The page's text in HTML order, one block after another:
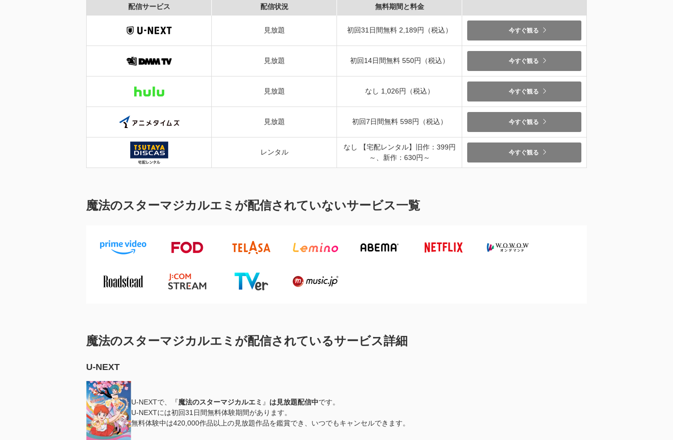
配信サービス 配信状況 無料期間と料金
見放題 初回31日間無料 2,189円（税込） 今すぐ観る
見放題 初回14日間無料 550円（税込） 今すぐ観る
見放題 なし 1,026円（税込） 今すぐ観る
見放題 初回7日間無料 598円（税込） 今すぐ観る
レンタル
なし 【宅配レンタル】旧作：399円
～、新作：630円～
今すぐ観る
魔法のスターマジカルエミが配信されていないサービス一覧
魔法のスターマジカルエミが配信されているサービス詳細
U-NEXT
U-NEXTで、『魔法のスターマジカルエミ 』 は見放題配信中です。
U-NEXTには初回31日間無料体験期間があります。
無料体験中は420,000作品以上の見放題作品を鑑賞でき、いつでもキャンセルできます。